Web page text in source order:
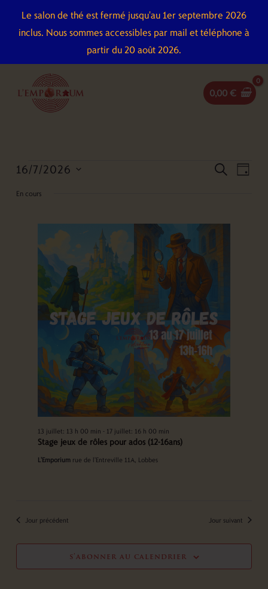
Le salon de thé est fermé jusqu'au 1er septembre 2026
inclus. Nous sommes accessibles par mail et téléphone à
partir du 20 août 2026.
contenu
0,00 €
Évènements
16
Recherche
jour
16/7/2026
En cours
Stage jeux de rôles pour ados (12-16ans)
13 juillet: 13 h 00 min - 17 juillet: 16 h 00 min
L'Emporium rue de l'Entreville 11A, Lobbes
Jour précédent Jour suivant
s’abonner au calendrier